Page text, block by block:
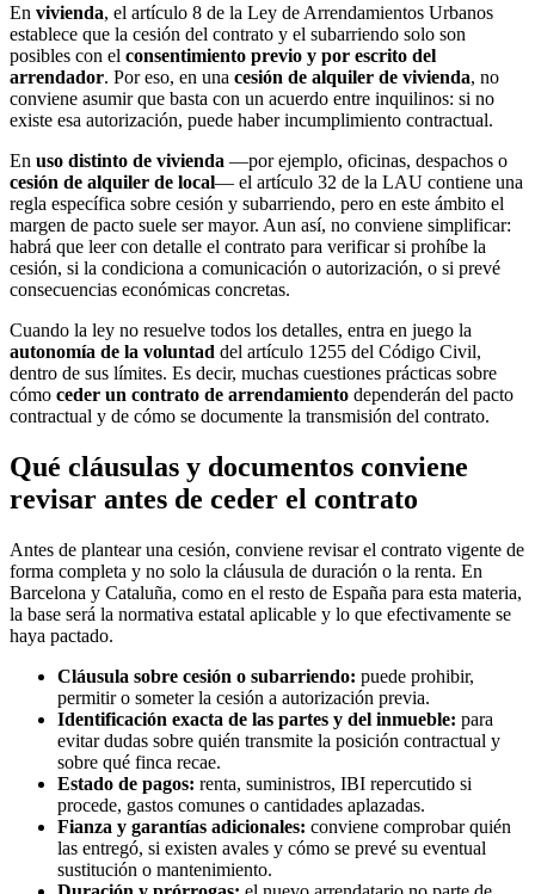
En vivienda, el artículo 8 de la Ley de Arrendamientos Urbanos
establece que la cesión del contrato y el subarriendo solo son
posibles con el consentimiento previo y por escrito del
arrendador. Por eso, en una cesión de alquiler de vivienda, no
conviene asumir que basta con un acuerdo entre inquilinos: si no
existe esa autorización, puede haber incumplimiento contractual.
En uso distinto de vivienda —por ejemplo, oficinas, despachos o
cesión de alquiler de local— el artículo 32 de la LAU contiene una
regla específica sobre cesión y subarriendo, pero en este ámbito el
margen de pacto suele ser mayor. Aun así, no conviene simplificar:
habrá que leer con detalle el contrato para verificar si prohíbe la
cesión, si la condiciona a comunicación o autorización, o si prevé
consecuencias económicas concretas.
Cuando la ley no resuelve todos los detalles, entra en juego la
autonomía de la voluntad del artículo 1255 del Código Civil,
dentro de sus límites. Es decir, muchas cuestiones prácticas sobre
cómo ceder un contrato de arrendamiento dependerán del pacto
contractual y de cómo se documente la transmisión del contrato.
Qué cláusulas y documentos conviene
revisar antes de ceder el contrato
Antes de plantear una cesión, conviene revisar el contrato vigente de
forma completa y no solo la cláusula de duración o la renta. En
Barcelona y Cataluña, como en el resto de España para esta materia,
la base será la normativa estatal aplicable y lo que efectivamente se
haya pactado.
Cláusula sobre cesión o subarriendo: puede prohibir,
permitir o someter la cesión a autorización previa.
Identificación exacta de las partes y del inmueble: para
evitar dudas sobre quién transmite la posición contractual y
sobre qué finca recae.
Estado de pagos: renta, suministros, IBI repercutido si
procede, gastos comunes o cantidades aplazadas.
Fianza y garantías adicionales: conviene comprobar quién
las entregó, si existen avales y cómo se prevé su eventual
sustitución o mantenimiento.